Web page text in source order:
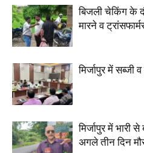
बिजली चेकिंग के
मारने व
मिर्जापुर में सब्जी
मिर्जापुर में भारी
अगले तीन दिन